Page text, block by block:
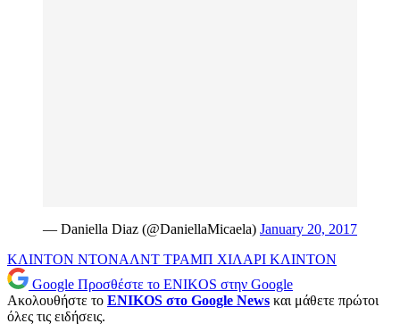
— Daniella Diaz (@DaniellaMicaela) January 20, 2017
ΚΛΙΝΤΟΝ ΝΤΟΝΑΛΝΤ ΤΡΑΜΠ ΧΙΛΑΡΙ ΚΛΙΝΤΟΝ
Google Προσθέστε το ENIKOS στην Google
Ακολουθήστε το ENIKOS στο Google News και μάθετε πρώτοι
όλες τις ειδήσεις.